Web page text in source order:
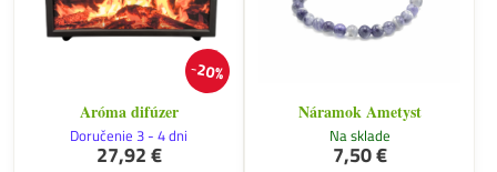
20%
Aróma difúzer
Doručenie 3 - 4 dni
27,92 €
Náramok Ametyst
Na sklade
7,50 €